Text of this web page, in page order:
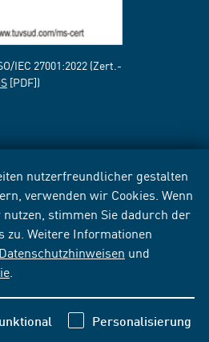
nutzerfreundlicher gestalten
verwenden wir Cookies. Wenn
nutzen, stimmen Sie dadurch der
zu. Weitere Informationen
Datenschutzhinweisen und
Personalisierung
IEC 27001:2022 (Zert.-
[PDF])